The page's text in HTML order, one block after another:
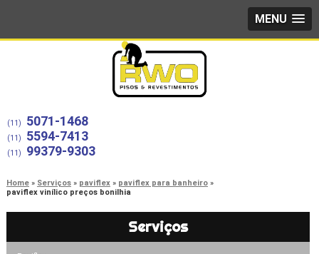
MENU
(11) 5071-1468
(11) 5594-7413
(11) 99379-9303
Home Serviços paviflex
paviflex para banheiro
paviflex vinílico preços bonilhia
Serviços